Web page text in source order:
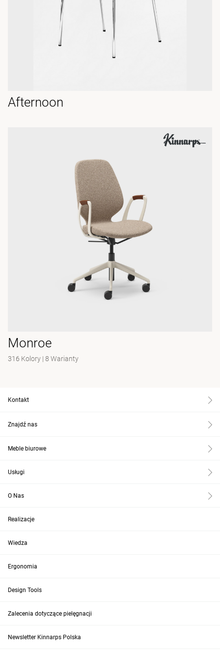
Afternoon
Monroe
316 Kolory | 8 Warianty
Kontakt
Znajdź nas
Meble biurowe
Usługi
O Nas
Realizacje
Wiedza
Ergonomia
Design Tools
Zalecenia dotyczące pielęgnacji
Newsletter Kinnarps Polska